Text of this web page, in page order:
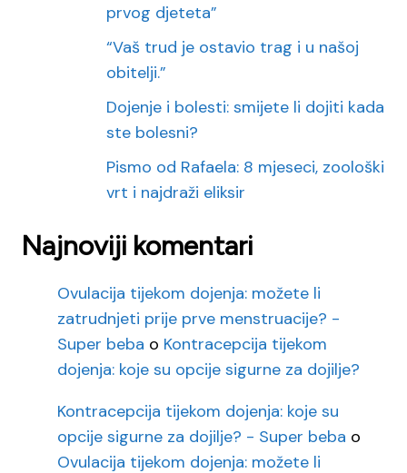
prvog djeteta”
“Vaš trud je ostavio trag i u našoj
obitelji.”
Dojenje i bolesti: smijete li dojiti kada
ste bolesni?
Pismo od Rafaela: 8 mjeseci, zoološki
vrt i najdraži eliksir
Najnoviji komentari
Ovulacija tijekom dojenja: možete li
zatrudnjeti prije prve menstruacije? -
Super beba o Kontracepcija tijekom
dojenja: koje su opcije sigurne za dojilje?
Kontracepcija tijekom dojenja: koje su
opcije sigurne za dojilje? - Super beba o
Ovulacija tijekom dojenja: možete li